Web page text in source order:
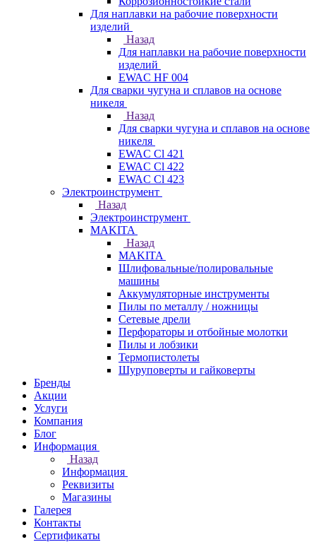
Для наплавки на рабочие поверхности
изделий
Назад
Для наплавки на рабочие поверхности
изделий
EWAC HF 004
Для сварки чугуна и сплавов на основе
никеля
Назад
Для сварки чугуна и сплавов на основе
никеля
EWAC Cl 421
EWAC Cl 422
EWAC Cl 423
Электроинструмент
Назад
Электроинструмент
МAKITA
Назад
МAKITA
Шлифовальные/полировальные
машины
Аккумуляторные инструменты
Пилы по металлу / ножницы
Сетевые дрели
Перфораторы и отбойные молотки
Пилы и лобзики
Термопистолеты
Шуруповерты и гайковерты
Бренды
Акции
Услуги
Компания
Блог
Информация
Назад
Информация
Реквизиты
Магазины
Галерея
Контакты
Сертификаты